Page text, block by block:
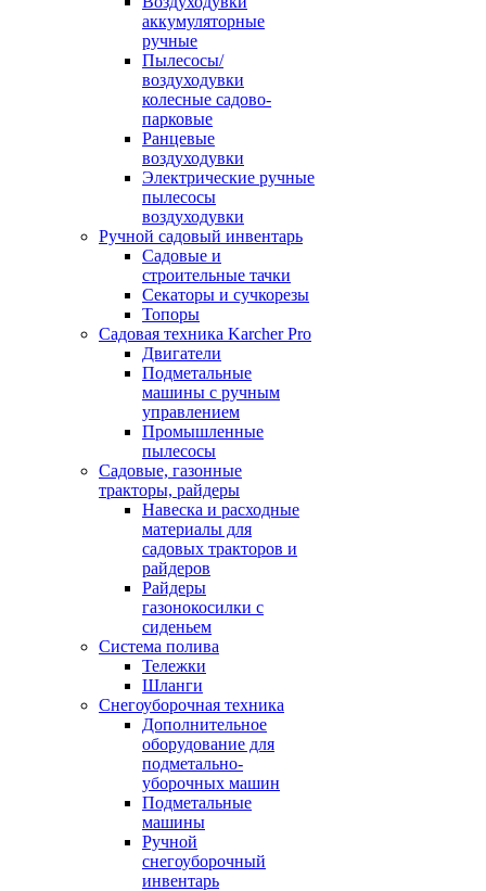
аккумуляторные
ручные
Пылесосы/
воздуходувки
колесные садово-
парковые
Ранцевые
воздуходувки
Электрические ручные
пылесосы
воздуходувки
Ручной садовый инвентарь
Садовые и
строительные тачки
Секаторы и сучкорезы
Топоры
Садовая техника Karcher Pro
Двигатели
Подметальные
машины с ручным
управлением
Промышленные
пылесосы
Садовые, газонные
тракторы, райдеры
Навеска и расходные
материалы для
садовых тракторов и
райдеров
Райдеры
газонокосилки с
сиденьем
Система полива
Тележки
Шланги
Снегоуборочная техника
Дополнительное
оборудование для
подметально-
уборочных машин
Подметальные
машины
Ручной
снегоуборочный
инвентарь